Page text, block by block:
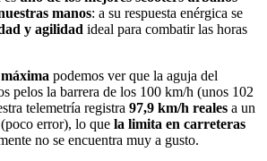
manos: a su respuesta enérgica se
y agilidad ideal para combatir las horas
podemos ver que la aguja del
pelos la barrera de los 100 km/h (unos 102
telemetría registra 97,9 km/h reales a un
error), lo que la limita en carreteras
no se encuentra muy a gusto.